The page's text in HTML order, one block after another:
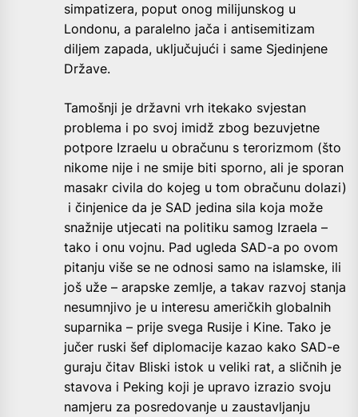
simpatizera, poput onog milijunskog u
Londonu, a paralelno jača i antisemitizam
diljem zapada, uključujući i same Sjedinjene
Države.
Tamošnji je državni vrh itekako svjestan
problema i po svoj imidž zbog bezuvjetne
potpore Izraelu u obračunu s terorizmom (što
nikome nije i ne smije biti sporno, ali je sporan
masakr civila do kojeg u tom obračunu dolazi)
i činjenice da je SAD jedina sila koja može
snažnije utjecati na politiku samog Izraela –
tako i onu vojnu. Pad ugleda SAD-a po ovom
pitanju više se ne odnosi samo na islamske, ili
još uže – arapske zemlje, a takav razvoj stanja
nesumnjivo je u interesu američkih globalnih
suparnika – prije svega Rusije i Kine. Tako je
jučer ruski šef diplomacije kazao kako SAD-e
guraju čitav Bliski istok u veliki rat, a sličnih je
stavova i Peking koji je upravo izrazio svoju
namjeru za posredovanje u zaustavljanju